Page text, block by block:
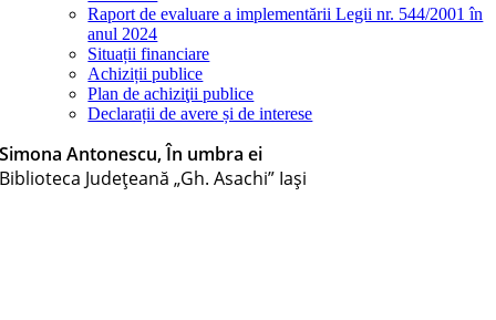
Raport de evaluare a implementării Legii nr. 544/2001 în
anul 2024
Situații financiare
Achiziții publice
Plan de achiziţii publice
Declarații de avere și de interese
Simona Antonescu, În umbra ei
Biblioteca Judeţeană „Gh. Asachi” Iaşi